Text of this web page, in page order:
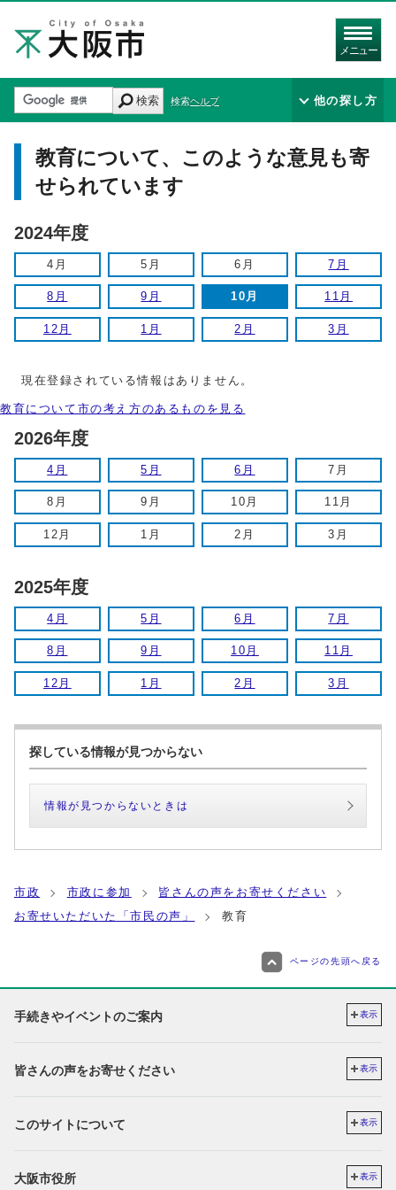
メニュー
検索 検索ヘルプ 他の探し方
教育について、このような意見も寄
せられています
2024年度
4月 5月 6月 7月
8月 9月 10月 11月
12月 1月 2月 3月
現在登録されている情報はありません。
教育について市の考え方のあるものを見る
2026年度
4月 5月 6月 7月
8月 9月 10月 11月
12月 1月 2月 3月
2025年度
4月 5月 6月 7月
8月 9月 10月 11月
12月 1月 2月 3月
探している情報が見つからない
情報が見つからないときは
市政 市政に参加
皆さんの声をお寄せください
お寄せいただいた「市民の声」
教育
ページの先頭へ戻る
手続きやイベントのご案内 表示
皆さんの声をお寄せください 表示
このサイトについて 表示
大阪市役所 表示